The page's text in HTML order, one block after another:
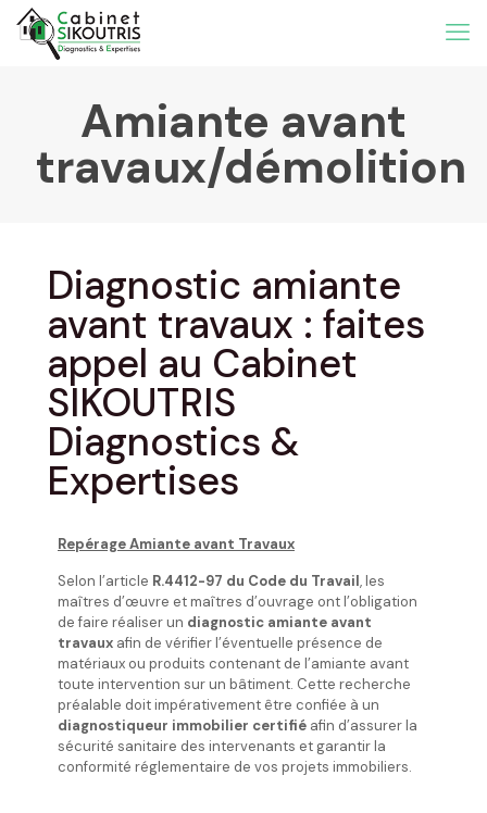
Amiante avant
travaux/démolition
Diagnostic amiante
avant travaux : faites
appel au Cabinet
SIKOUTRIS
Diagnostics &
Expertises
Repérage Amiante avant Travaux
Selon l’article R.4412-97 du Code du Travail, les
maîtres d’œuvre et maîtres d’ouvrage ont l’obligation
de faire réaliser un diagnostic amiante avant
travaux afin de vérifier l’éventuelle présence de
matériaux ou produits contenant de l’amiante avant
toute intervention sur un bâtiment. Cette recherche
préalable doit impérativement être confiée à un
diagnostiqueur immobilier certifié afin d’assurer la
sécurité sanitaire des intervenants et garantir la
conformité réglementaire de vos projets immobiliers.